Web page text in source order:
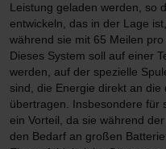
Leistung geladen werden, so
entwickeln, das in der Lage
während sie mit 65 Meilen
Dieses System soll auf einer
werden, auf der spezielle
sind, die Energie direkt an
übertragen. Insbesondere für
ein Vorteil, da sie während
den Bedarf an großen